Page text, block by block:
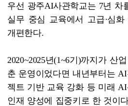
우선 광주AI사관학교는 7년 차
실무 중심 교육에서 고급·심
개편한다.
2020~2025년(1~6기)까지가 산
춘 운영이었다면 내년부터는
젝트 기반 교육 강화 등 미래
인재 양성에 집중키로 한 것이